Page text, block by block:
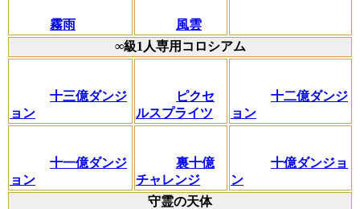
霧雨
風雲
∞級1人専用コロシアム
十三億ダンジ
ョン
ピクセ
ルスプライツ
十二億ダンジ
ョン
十一億ダンジ
ョン
裏十億
チャレンジ
十億ダンジョ
ン
守霊の天体